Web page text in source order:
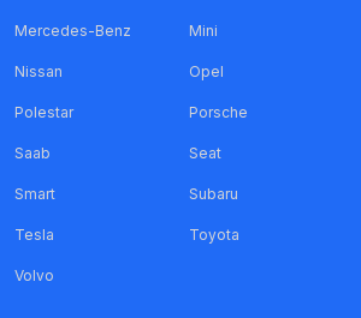
Mercedes-Benz Mini
Nissan Opel
Polestar Porsche
Saab Seat
Smart Subaru
Tesla Toyota
Volvo